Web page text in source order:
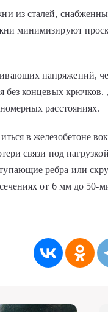
из сталей,
минимизируют
напряжений,
без концевых
расстояниях.
в железобетоне
связи под
ребра или
от 6 мм до 50-